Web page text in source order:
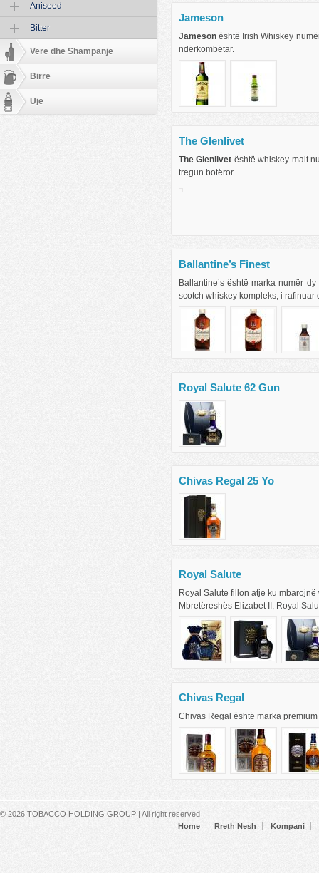
Jameson
Jameson është Irish Whiskey
ndërkombëtar.
The Glenlivet
The Glenlivet është whiskey malt
tregun botëror.
Ballantine’s Finest
Ballantine’s është marka numër
scotch whiskey kompleks, i rafinuar
Royal Salute 62 Gun
Chivas Regal 25 Yo
Royal Salute
Royal Salute fillon atje ku
Mbretëreshës Elizabet II, Royal
Chivas Regal
Chivas Regal është marka
Aniseed
Bitter
Verë dhe Shampanjë
Birrë
Ujë
© 2026 TOBACCO HOLDING GROUP | All right reserved
Secondary menu
Home Rreth Nesh Kompani